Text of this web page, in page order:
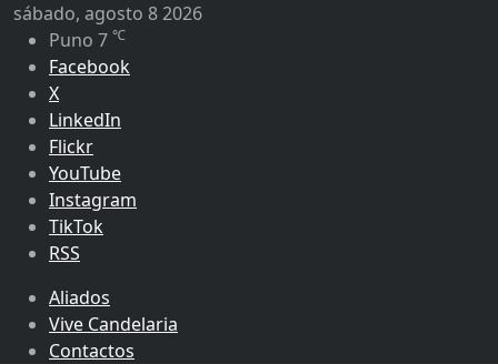
sábado, agosto 8 2026
Puno 7 ℃
Facebook
X
LinkedIn
Flickr
YouTube
Instagram
TikTok
RSS
Aliados
Vive Candelaria
Contactos